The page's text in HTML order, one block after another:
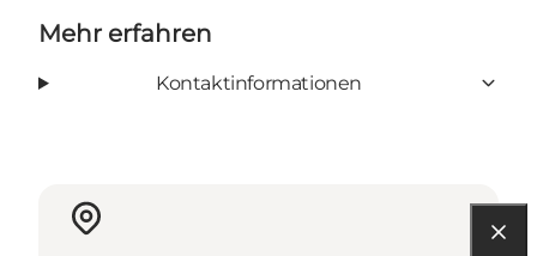
Mehr erfahren
Kontaktinformationen